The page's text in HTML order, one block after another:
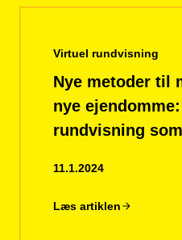
Virtuel rundvisning
Nye metoder til
nye
rundvisning
11.1.2024
Læs artiklen